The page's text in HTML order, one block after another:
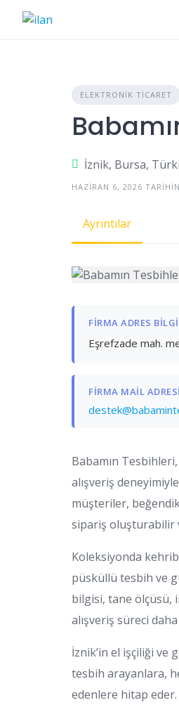
ELEKTRONIK TICARET
İznik, Bursa,
HAZIRAN 6, 2026
Ayrıntılar
FIRMA ADRES
Eşrefzade mah.
FIRMA MAIL ADRESI
Babamın
alışveriş
müşteriler,
sipariş oluşturabilir
Koleksiyonda
püsküllü tesbih ve
bilgisi, tane ölçüsü,
alışveriş süreci
İznik’in el işçiliği ve
tesbih arayanlara,
edenlere hitap eder.